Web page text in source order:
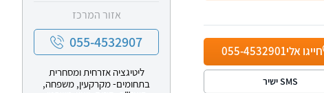
חייגו אלי055-4532901
SMS ישיר
אזור המרכז
055-4532907
ליטיגציה אזרחית ומסחרית
בתחומים- מקרקעין, משפחה,